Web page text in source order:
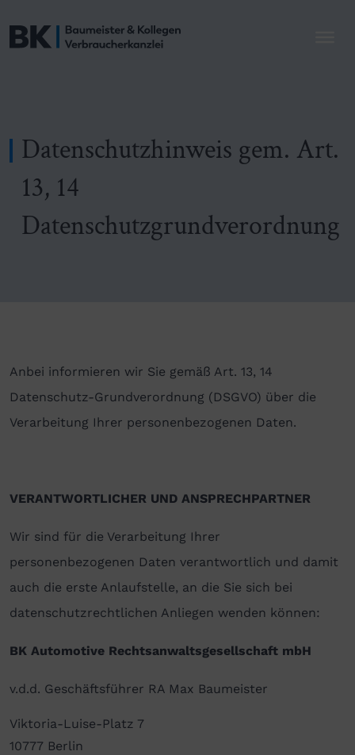
Datenschutzhinweis gem. Art.
13, 14
Datenschutzgrundverordnung
Anbei informieren wir Sie gemäß Art. 13, 14
Datenschutz-Grundverordnung (DSGVO) über die
Verarbeitung Ihrer personenbezogenen Daten.
VERANTWORTLICHER UND ANSPRECHPARTNER
Wir sind für die Verarbeitung Ihrer
personenbezogenen Daten verantwortlich und damit
auch die erste Anlaufstelle, an die Sie sich bei
datenschutzrechtlichen Anliegen wenden können:
BK Automotive Rechtsanwaltsgesellschaft mbH
v.d.d. Geschäftsführer RA Max Baumeister
Viktoria-Luise-Platz 7
10777 Berlin